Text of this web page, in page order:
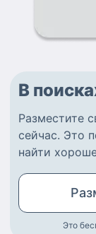
В
Разместите
сейчас. Это
найти
Это